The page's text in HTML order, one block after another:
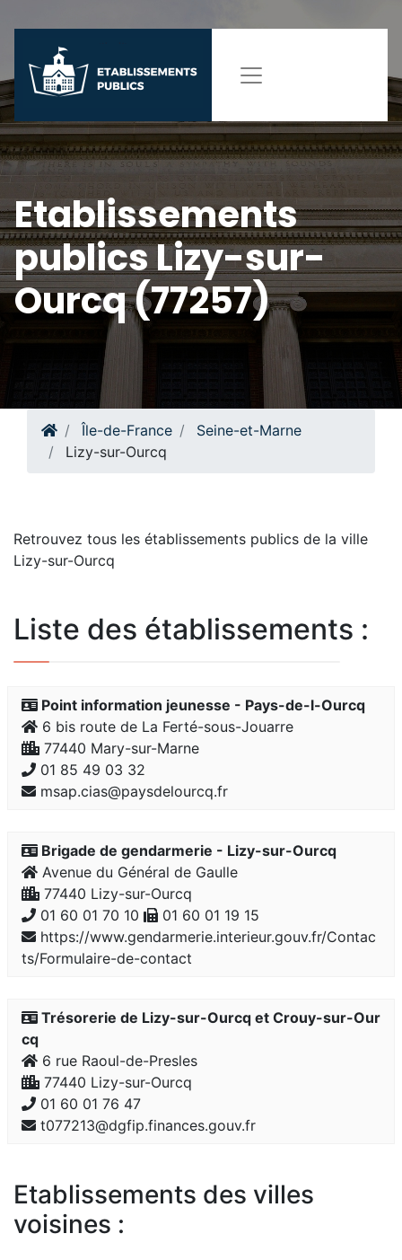
Etablissements
publics Lizy-sur-
Ourcq (77257)
Île-de-France
Seine-et-Marne
Lizy-sur-Ourcq
Retrouvez tous les établissements publics de la ville
Lizy-sur-Ourcq
Liste des établissements :
Point information jeunesse - Pays-de-l-Ourcq
6 bis route de La Ferté-sous-Jouarre
77440 Mary-sur-Marne
01 85 49 03 32
msap.cias@paysdelourcq.fr
Brigade de gendarmerie - Lizy-sur-Ourcq
Avenue du Général de Gaulle
77440 Lizy-sur-Ourcq
01 60 01 70 10
01 60 01 19 15
https://www.gendarmerie.interieur.gouv.fr/Contac
ts/Formulaire-de-contact
Trésorerie de Lizy-sur-Ourcq et Crouy-sur-Our
cq
6 rue Raoul-de-Presles
77440 Lizy-sur-Ourcq
01 60 01 76 47
t077213@dgfip.finances.gouv.fr
Etablissements des villes
voisines :